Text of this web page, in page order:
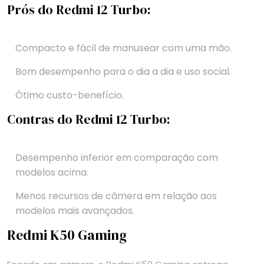
Prós do Redmi 12 Turbo:
Compacto e fácil de manusear com uma mão.
Bom desempenho para o dia a dia e uso social.
Ótimo custo-benefício.
Contras do Redmi 12 Turbo:
Desempenho inferior em comparação com
modelos acima.
Menos recursos de câmera em relação aos
modelos mais avançados.
Redmi K50 Gaming